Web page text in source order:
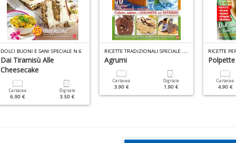
DOLCI BUONI E SANI SPECIALE N.6
Dai Tiramisù Alle
Cheesecake
Cartacea
6.90 €
Digitale
3.50 €
R
ICETTE TRADIZIONALI SPECIALE N.5
Agrumi
Cartacea
3.90 €
Digitale
1.90 €
Cartacea
4.90 €